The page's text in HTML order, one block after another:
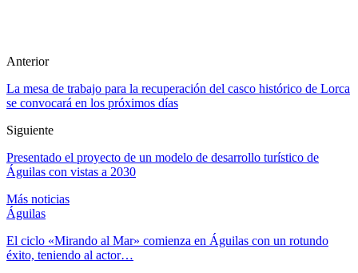
Anterior
La mesa de trabajo para la recuperación del casco histórico de Lorca
se convocará en los próximos días
Siguiente
Presentado el proyecto de un modelo de desarrollo turístico de
Águilas con vistas a 2030
Más noticias
Águilas
El ciclo «Mirando al Mar» comienza en Águilas con un rotundo
éxito, teniendo al actor…